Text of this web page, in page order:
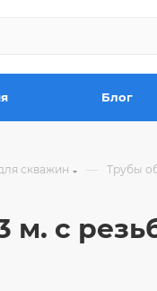
Блог
скважин — Трубы
м. с